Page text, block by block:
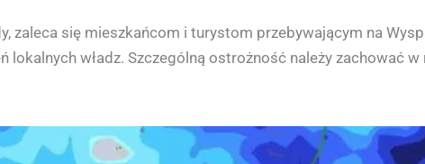
zaleca się mieszkańcom i turystom przebywającym na
władz. Szczególną ostrożność należy zachować